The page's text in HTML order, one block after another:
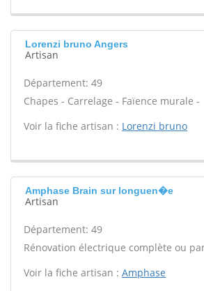
Lorenzi bruno Angers
Artisan
Département: 49
Chapes - Carrelage - Faïence murale -
Voir la fiche artisan : Lorenzi bruno
Amphase Brain sur longuen�e
Artisan
Département: 49
Rénovation électrique complète ou
Voir la fiche artisan : Amphase